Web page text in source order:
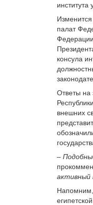
палат
консула
Ответы на
внешних
–
активный
Напомним,